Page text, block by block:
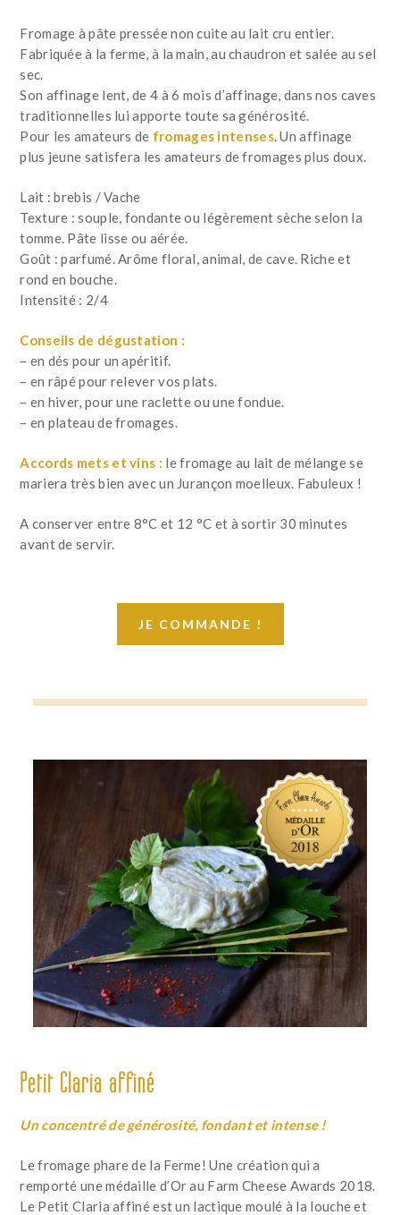
Fromage à pâte pressée non cuite au lait cru entier.
Fabriquée à la ferme, à la main, au chaudron et salée au sel
sec.
Son affinage lent, de 4 à 6 mois d’affinage, dans nos caves
traditionnelles lui apporte toute sa générosité.
Pour les amateurs de fromages intenses. Un affinage
plus jeune satisfera les amateurs de fromages plus doux.
Lait : brebis / Vache
Texture : souple, fondante ou légèrement sèche selon la
tomme. Pâte lisse ou aérée.
Goût : parfumé. Arôme floral, animal, de cave. Riche et
rond en bouche.
Intensité : 2/4
Conseils de dégustation :
– en dés pour un apéritif.
– en râpé pour relever vos plats.
– en hiver, pour une raclette ou une fondue.
– en plateau de fromages.
Accords mets et vins : le fromage au lait de mélange se
mariera très bien avec un Jurançon moelleux. Fabuleux !
A conserver entre 8°C et 12 °C et à sortir 30 minutes
avant de servir.
JE COMMANDE !
Petit Claria affiné
Un concentré de générosité, fondant et intense !
Le fromage phare de la Ferme! Une création qui a
remporté une médaille d’Or au Farm Cheese Awards 2018.
Le Petit Claria affiné est un lactique moulé à la louche et